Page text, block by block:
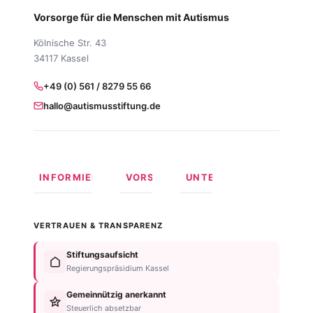
Vorsorge für die Menschen mit Autismus
Kölnische Str. 43
34117 Kassel
+49 (0) 561 / 8279 55 66
hallo@autismusstiftung.de
INFORMIEREN
Formen
Autismus
Anzeichen
Diagnose
VORSORGEN
Behindertentestament
Im
Testament
Nachlassplanung
UNTERSTÜTZEN
VERTRAUEN & TRANSPARENZ
Stiftungsaufsicht
Regierungspräsidium Kassel
Gemeinnützig anerkannt
Steuerlich absetzbar